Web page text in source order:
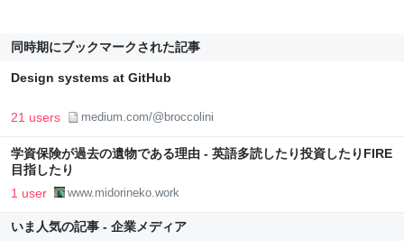
同時期にブックマークされた記事
Design systems at GitHub
21 users medium.com/@broccolini
学資保険が過去の遺物である理由 - 英語多読したり投資したりFIRE
目指したり
1 user www.midorineko.work
いま人気の記事 - 企業メディア